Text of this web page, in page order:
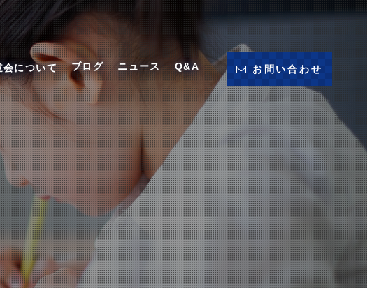
会について ブログ ニュース Q&A お問い合わせ